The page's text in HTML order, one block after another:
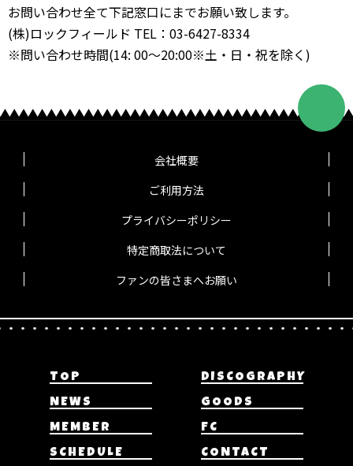
お問い合わせ全て下記窓口にまでお願い致します。
(株)ロックフィールド TEL：03-6427-8334
※問い合わせ時間(14: 00～20:00※土・日・祝を除く)
会社概要
ご利用方法
プライバシーポリシー
特定商取法について
ファンの皆さまへお願い
TOP
DISCOGRAPHY
NEWS
GOODS
MEMBER
FC
SCHEDULE
CONTACT